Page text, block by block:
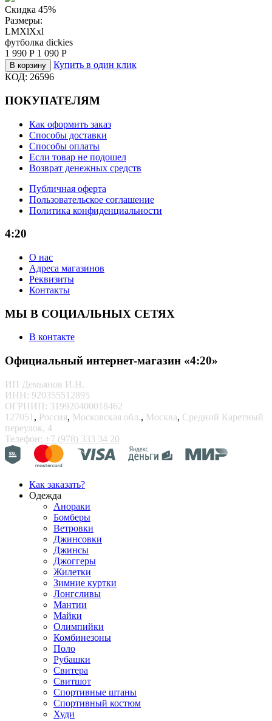
Скидка 45%
Размеры:
LMXlXxl
футболка dickies
1 990 Р 1 090 Р
В корзину
Купить в один клик
КОД: 26596
ПОКУПАТЕЛЯМ
Как оформить заказ
Способы доставки
Способы оплаты
Если товар не подошел
Возврат денежных средств
Публичная оферта
Пользовательское соглашение
Политика конфиденциальности
4:20
О нас
Адреса магазинов
Реквизиты
Контакты
МЫ В СОЦИАЛЬНЫХ СЕТЯХ
В контакте
Официальный интернет-магазин «4:20»
ИП Демьянов И.Н.
ИНН: 920355512895
ОГРНИП: 319920400018462
127051 , Россия, Московская обл., Москва, Средний Каретный
переулок, 4
Телефон: +7 (978) 333 34 20
Как заказать?
Одежда
Анораки
Бомберы
Ветровки
Джинсовки
Джинсы
Джоггеры
Жилетки
Зимние куртки
Лонгсливы
Мантии
Майки
Олимпийки
Комбинезоны
Поло
Рубашки
Свитера
Свитшот
Спортивные штаны
Спортивный костюм
Худи